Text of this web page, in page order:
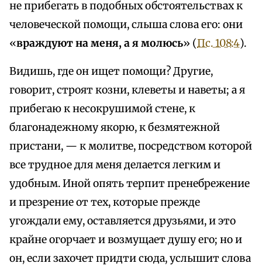
не прибегать в подобных обстоятельствах к
человеческой помощи, слыша слова его: они
«враждуют на меня, а я молюсь» (Пс. 108:4).
Видишь, где он ищет помощи? Другие,
говорит, строят козни, клеветы и наветы; а я
прибегаю к несокрушимой стене, к
благонадежному якорю, к безмятежной
пристани, — к молитве, посредством которой
все трудное для меня делается легким и
удобным. Иной опять терпит пренебрежение
и презрение от тех, которые прежде
угождали ему, оставляется друзьями, и это
крайне огорчает и возмущает душу его; но и
он, если захочет придти сюда, услышит слова